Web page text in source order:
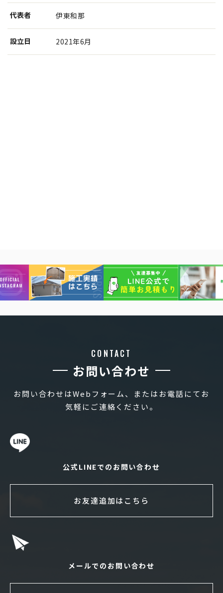
代表者 伊東和那
設⽴⽇ 2021年6月
CONTACT
お問い合わせ
お問い合わせはWebフォーム、またはお電話にてお
気軽にご連絡ください。
公式LINEでのお問い合わせ
お友達追加はこちら
メールでのお問い合わせ